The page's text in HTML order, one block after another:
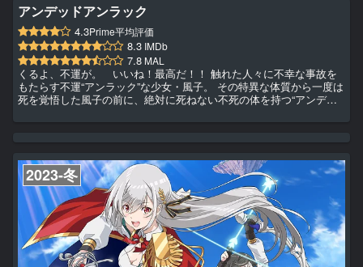
アンデッドアンラック
4.3Prime平均評価
8.3 IMDb
7.8 MAL
くるよ、不運が。 いいね！最高だ！！ 触れた人々に不幸な事故を
もたらす不運“アンラック”な少女・風子。 その特異な体質から一度は
死を覚悟した風子の前に、絶対に死ねない不死の体を持つ“アンデッ
女と行動を共にすることに。 しかし、アンディと風子のような異能
2023-冬